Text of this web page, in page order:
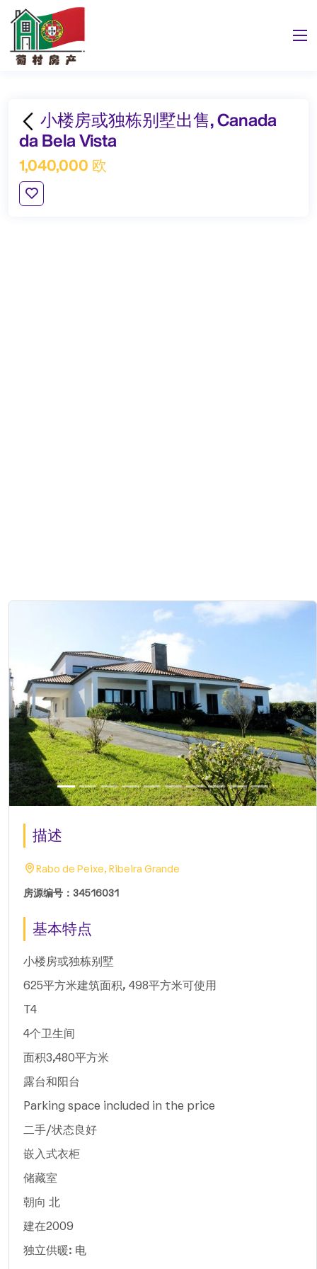
小楼房或独栋别墅出售, Canada
da Bela Vista
1,040,000 欧
描述
Rabo de Peixe, Ribeira Grande
房源编号：34516031
基本特点
小楼房或独栋别墅
625平方米建筑面积, 498平方米可使用
T4
4个卫生间
面积3,480平方米
露台和阳台
Parking space included in the price
二手/状态良好
嵌入式衣柜
储藏室
朝向 北
建在2009
独立供暖: 电